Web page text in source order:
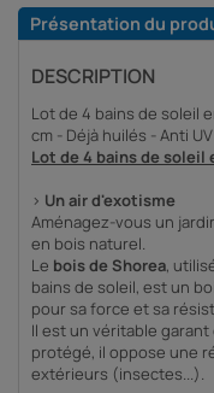
Présentation du
DESCRIPTION
Lot de 4 bains de soleil
cm - Déjà huilés - Anti
Lot de 4 bains de
> Un air d'exotisme
Aménagez-vous un
en bois naturel.
Le bois de Shorea,
bains de soleil, est un
pour sa force et sa
Il est un véritable
protégé, il oppose une
extérieurs (insectes...).